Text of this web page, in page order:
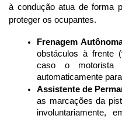
à condução atua de forma
proteger os ocupantes.
Frenagem
obstáculos à frente
caso o motorista
automaticamente
Assistente de
as marcações da
involuntariamente,